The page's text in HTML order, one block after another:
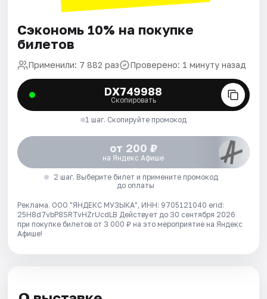
Сэкономь 10% на покупке
билетов
Применили: 7 882 раз Проверено: 1 минуту назад
DX749988
Скопировать
1 шаг. Скопируйте промокод
от 200 ₽
на Яндекс Афише
2 шаг. Выберите билет и примените промокод
до оплаты
Реклама. ООО "ЯНДЕКС МУЗЫКА", ИНН: 9705121040 erid:
25H8d7vbP8SRTvHZrUcdLB Действует до 30 сентября 2026
при покупке билетов от 3 000 ₽ на это мероприятие на Яндекс
Афише!